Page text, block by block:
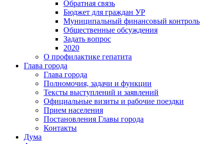
Обратная связь
Бюджет для граждан УР
Муниципальный финансовый контроль
Общественные обсуждения
Задать вопрос
2020
О профилактике гепатита
Глава города
Глава города
Полномочия, задачи и функции
Тексты выступлений и заявлений
Официальные визиты и рабочие поездки
Прием населения
Постановления Главы города
Контакты
Дума